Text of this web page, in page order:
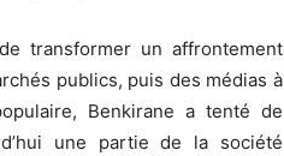
transformer un affrontement
publics, puis des médias à
Benkirane a tenté de
une partie de la société